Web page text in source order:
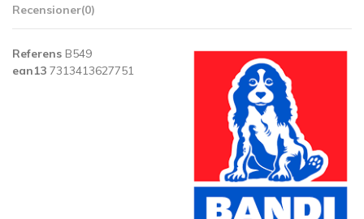
Recensioner(0)
Referens B549
ean13 7313413627751